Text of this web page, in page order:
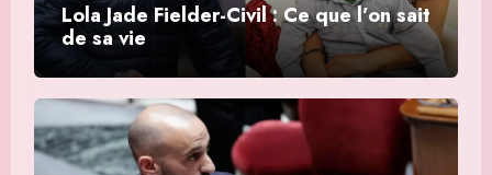
Lola Jade Fielder-Civil : Ce que l’on sait
de sa vie